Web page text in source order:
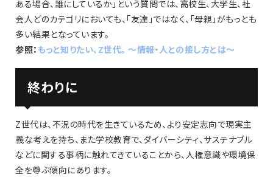
ある場合、誰にしているか」という質問では、高校生、大学生、社
会人どのカテゴリにおいても、「友達」ではなく、「母親」がもっとも
多い結果となっています。
参照： もっと知りたい、Z世代。 ～情報・人との接し方とは～
終わりに
Z世代は、不況の時代を生きているため、より安定志向で現実主
義な考えを持ち、また学校教育で、ダイバーシティ、サステナブル
などに関する事柄に触れてきていることから、人権意識や環境保
全を尊ぶ傾向にあります。